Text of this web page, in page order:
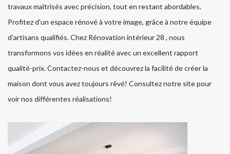
travaux maîtrisés avec précision, tout en restant abordables.
Profitez d'un espace rénové à votre image, grâce à notre équipe
d'artisans qualifiés. Chez Rénovation intérieur 28 , nous
transformons vos idées en réalité avec un excellent rapport
qualité-prix. Contactez-nous et découvrez la facilité de créer la
maison dont vous avez toujours rêvé! Consultez notre site pour
voir nos différentes réalisations!